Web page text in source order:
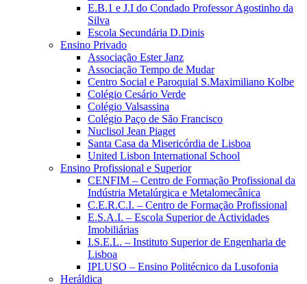
E.B.1 e J.I do Condado Professor Agostinho da
Silva
Escola Secundária D.Dinis
Ensino Privado
Associação Ester Janz
Associação Tempo de Mudar
Centro Social e Paroquial S.Maximiliano Kolbe
Colégio Cesário Verde
Colégio Valsassina
Colégio Paço de São Francisco
Nuclisol Jean Piaget
Santa Casa da Misericórdia de Lisboa
United Lisbon International School
Ensino Profissional e Superior
CENFIM – Centro de Formação Profissional da
Indústria Metalúrgica e Metalomecânica
C.E.R.C.I. – Centro de Formação Profissional
E.S.A.I. – Escola Superior de Actividades
Imobiliárias
I.S.E.L. – Instituto Superior de Engenharia de
Lisboa
IPLUSO – Ensino Politécnico da Lusofonia
Heráldica